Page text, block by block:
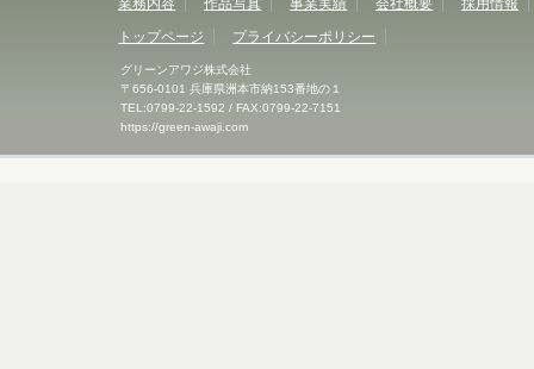
トップページ
プライバシーポリシー
グリーンアワジ株式会社
〒656-0101 兵庫県洲本市納153番地の１
TEL:0799-22-1592 / FAX:0799-22-7151
https://green-awaji.com